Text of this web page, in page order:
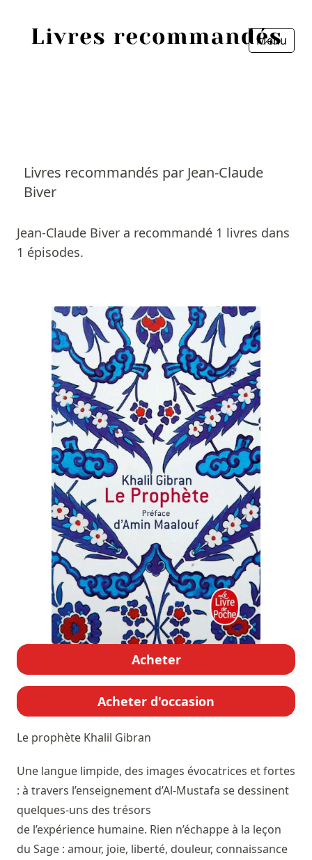
Menu
Livres recommandés par Jean-Claude
Biver
Jean-Claude Biver a recommandé 1 livres dans
1 épisodes.
Acheter
Acheter d'occasion
Le prophète Khalil Gibran
Une langue limpide, des images évocatrices et fortes
: à travers l’enseignement d’Al-Mustafa se dessinent
quelques-uns des trésors
de l’expérience humaine. Rien n’échappe à la leçon
du Sage : amour, joie, liberté, douleur, connaissance
Personnes
Livres
Prix littéraires
Fermer